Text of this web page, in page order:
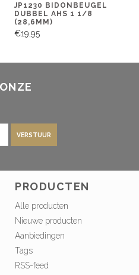
JP1230 BIDONBEUGEL
DUBBEL AHS 1 1/8
(28,6MM)
€19,95
VERSTUUR
PRODUCTEN
Alle producten
Nieuwe producten
Aanbiedingen
Tags
RSS-feed